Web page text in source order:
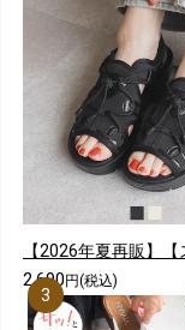
2,690円(税込)